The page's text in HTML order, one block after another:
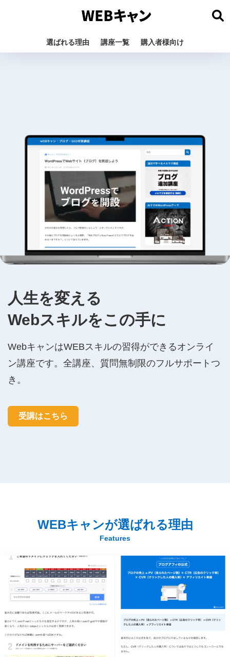
選ばれる理由 講座一覧 購入者様向け
人生を変える
Webスキルをこの手に
WebキャンはWEBスキルの習得ができるオンライ
ン講座です。全講座、質問無制限のフルサポートつ
き。
受講はこちら
WEBキャンが選ばれる理由